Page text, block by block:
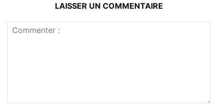
LAISSER UN COMMENTAIRE